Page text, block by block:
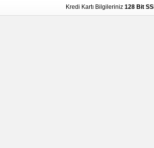
Kredi Kartı Bilgileriniz 128 Bit